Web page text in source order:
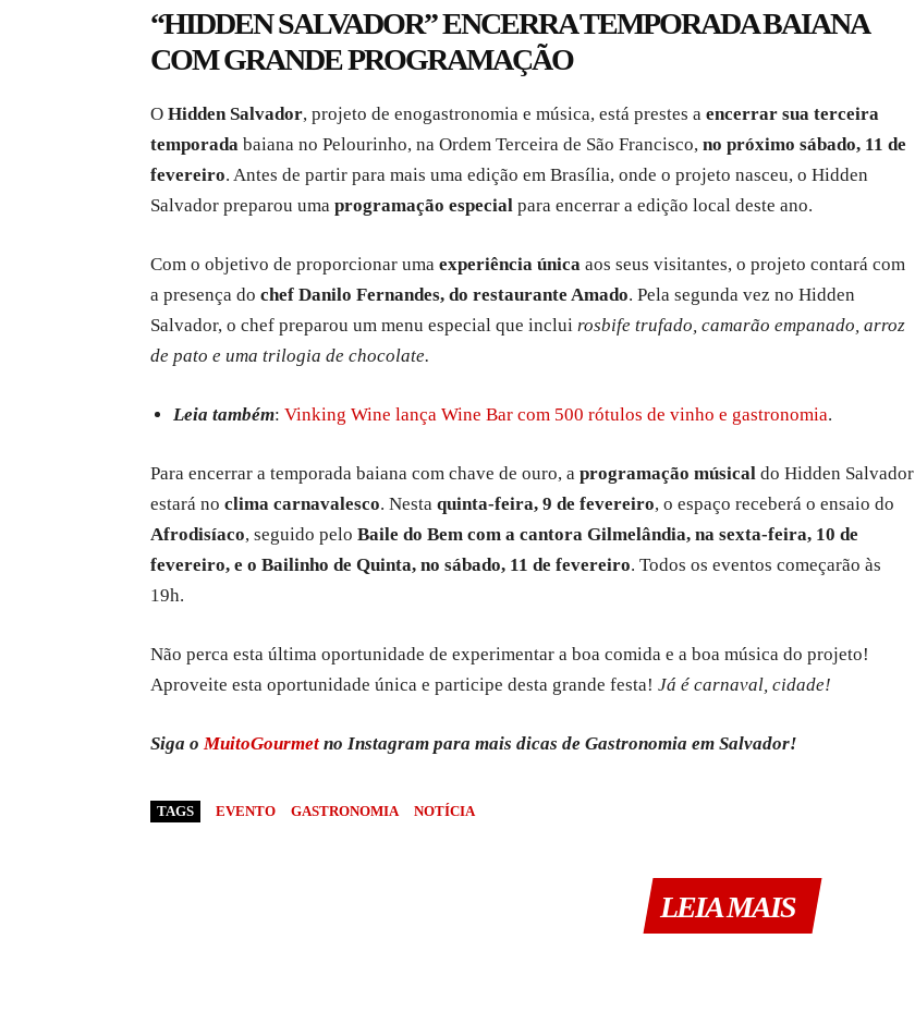
“HIDDEN SALVADOR” ENCERRA TEMPORADA BAIANA
COM GRANDE PROGRAMAÇÃO
O Hidden Salvador, projeto de enogastronomia e música, está prestes a encerrar sua terceira
temporada baiana no Pelourinho, na Ordem Terceira de São Francisco, no próximo sábado, 11 de
fevereiro. Antes de partir para mais uma edição em Brasília, onde o projeto nasceu, o Hidden
Salvador preparou uma programação especial para encerrar a edição local deste ano.
Com o objetivo de proporcionar uma experiência única aos seus visitantes, o projeto contará com
a presença do chef Danilo Fernandes, do restaurante Amado. Pela segunda vez no Hidden
Salvador, o chef preparou um menu especial que inclui rosbife trufado, camarão empanado, arroz
de pato e uma trilogia de chocolate.
Leia também: Vinking Wine lança Wine Bar com 500 rótulos de vinho e gastronomia.
Para encerrar a temporada baiana com chave de ouro, a programação músical do Hidden Salvador
estará no clima carnavalesco. Nesta quinta-feira, 9 de fevereiro, o espaço receberá o ensaio do
Afrodisíaco, seguido pelo Baile do Bem com a cantora Gilmelândia, na sexta-feira, 10 de
fevereiro, e o Bailinho de Quinta, no sábado, 11 de fevereiro. Todos os eventos começarão às
19h.
Não perca esta última oportunidade de experimentar a boa comida e a boa música do projeto!
Aproveite esta oportunidade única e participe desta grande festa! Já é carnaval, cidade!
Siga oMuitoGourmet no Instagram para mais dicas de Gastronomia em Salvador!
TAGS EVENTO GASTRONOMIA NOTÍCIA
LEIA MAIS